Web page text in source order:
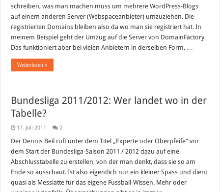
schreiben, was man machen muss um mehrere WordPress-Blogs
auf einem anderen Server (Webspaceanbieter) umzuziehen. Die
registrierten Domains bleiben also da wo man sie registriert hat. In
meinem Beispiel geht der Umzug auf die Server von DomainFactory.
Das funktioniert aber bei vielen Anbietern in derselben Form. …
Weiterlesen »
Bundesliga 2011/2012: Wer landet wo in der
Tabelle?
17. Juli 2011 2
Der Dennis Beil ruft unter dem Titel „Experte oder Oberpfeife“ vor
dem Start der Bundesliga-Saison 2011 / 2012 dazu auf eine
Abschlusstabelle zu erstellen, von der man denkt, dass sie so am
Ende so ausschaut. Ist also eigentlich nur ein kleiner Spass und dient
quasi als Messlatte für das eigene Fussball-Wissen. Mehr oder